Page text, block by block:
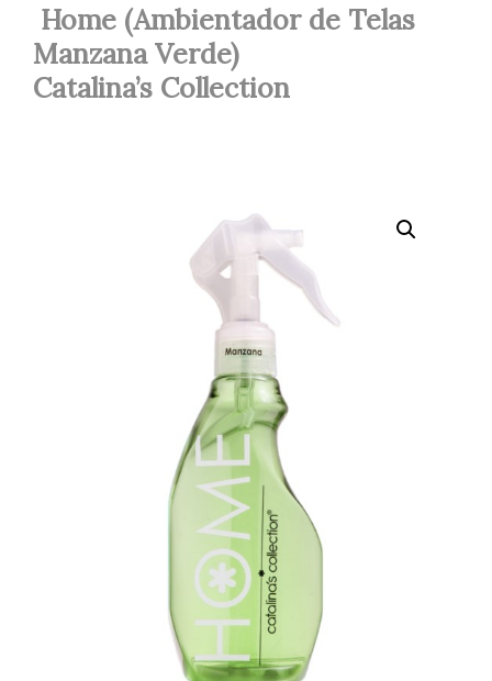
Home (Ambientador de Telas
Manzana Verde)
Catalina’s Collection